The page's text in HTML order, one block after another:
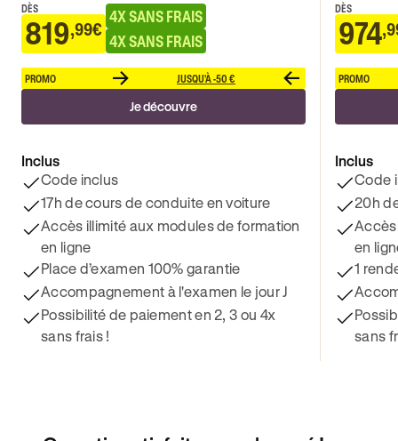
DÈS
819,99€
4X SANS FRAIS
4X SANS FRAIS
PROMO JUSQU'À -50 €
Je découvre
Inclus
Code inclus
17h de cours de conduite en voiture
Accès illimité aux modules de formation
en ligne
Place d’examen 100% garantie
Accompagnement à l'examen le jour J
Possibilité de paiement en 2, 3 ou 4x
sans frais !
DÈS
974
PROMO
Inclus
Code
20h
en
1
sans